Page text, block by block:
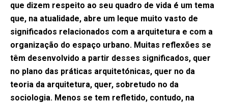
que dizem respeito ao seu quadro de vida é um tema
que, na atualidade, abre um leque muito vasto de
significados relacionados com a arquitetura e com a
organização do espaço urbano. Muitas reflexões se
têm desenvolvido a partir desses significados, quer
no plano das práticas arquitetónicas, quer no da
teoria da arquitetura, quer, sobretudo no da
sociologia. Menos se tem refletido, contudo, na